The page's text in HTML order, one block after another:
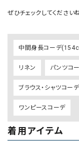
中間身長コーデ
リネン パンツコ
ブラウス・シャツコーデ
ワンピースコーデ
着用アイテム